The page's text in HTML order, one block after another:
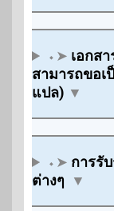
⬩➤ เอกส
สามารถขอเ
แปล) ▼
⬩➤ การรั
ต่างๆ
▼